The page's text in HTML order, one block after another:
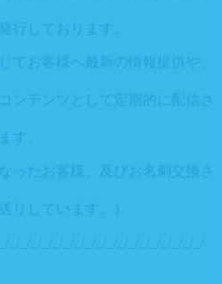
行しております。
てお客様へ最新の情報提供や、
ンテンツとして定期的に配信さ
す。
ったお客様、及びお名刺交換さ
りしています。）
_/_/_/_/_/_/_/_/_/_/_/_/_/_/_/_/_/